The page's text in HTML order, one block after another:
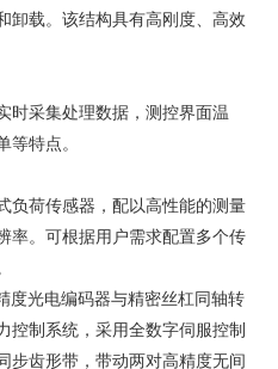
卸载。该结构具有高刚度、高效
时采集处理数据，测控界面温
等特点。
负荷传感器，配以高性能的测量
率。可根据用户需求配置多个传
度光电编码器与精密丝杠同轴转
控制系统 ，采用全数字伺服控制
步齿形带，带动两对高精度无间